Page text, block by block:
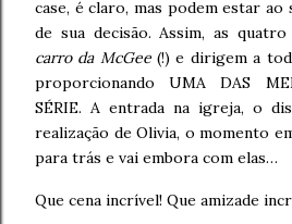
case, é claro, mas podem estar ao
de sua decisão. Assim, as quatro
carro da McGee(!) e dirigem a
proporcionando UMA DAS
SÉRIE. A entrada na igreja, o
realização de Olivia, o momento
para trás e vai embora com elas…
Que cena incrível! Que amizade